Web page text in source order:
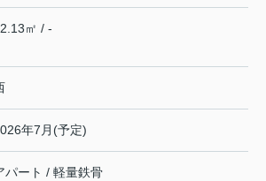
㎡ / -
年7月(予定)
パート / 軽量鉄骨